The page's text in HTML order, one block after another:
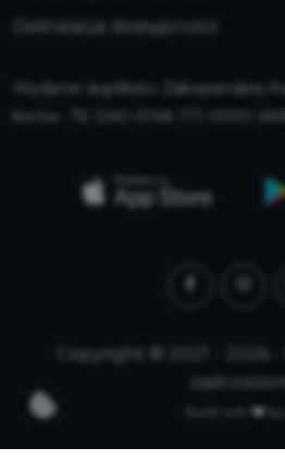
Deklaracja dostępności
Wydanie duplikatu Zakopiańskiej
Copyright © 2021 - 2026